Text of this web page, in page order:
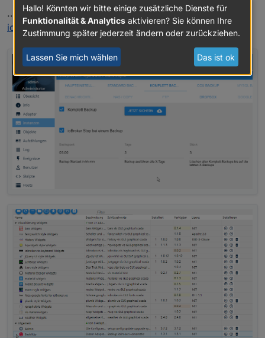
..... oder liegt es evtl. daran das ich Remote via
iobroker.proauf meine Installation zugreife?
Hallo! Könnten wir bitte einige zusätzliche Dienste für
Funktionalität & Analytics aktivieren? Sie können Ihre
Zustimmung später jederzeit ändern oder zurückziehen.
Lassen Sie mich wählen Das ist ok